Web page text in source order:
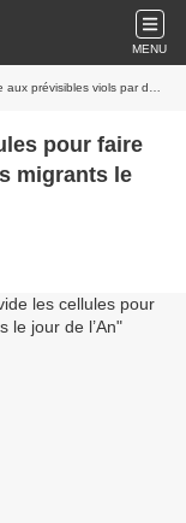
MENU
par des migrants le jour de l’An
pour faire
migrants le